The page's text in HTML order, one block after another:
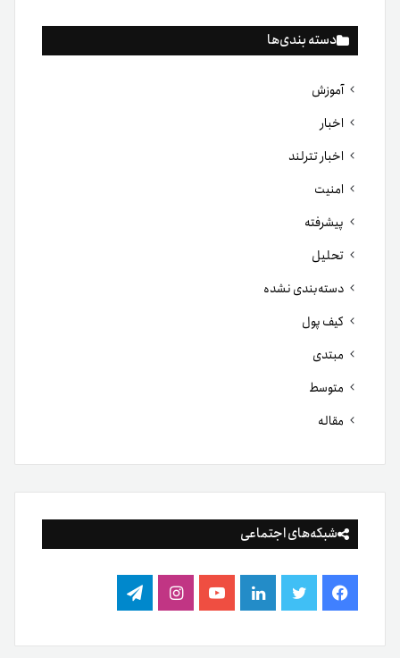
دسته بندی‌ها
آموزش
اخبار
اخبار تترلند
امنیت
پیشرفته
تحلیل
دسته‌بندی نشده
کیف پول
مبتدی
متوسط
مقاله
شبکه‌های اجتماعی
فیس
بوک
توییتر لینکدینیوتیوباینستاگرام
تلگرام